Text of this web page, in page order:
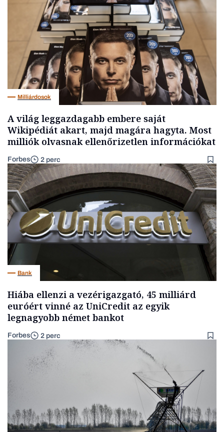
Milliárdosok
A világ leggazdagabb embere saját
Wikipédiát akart, majd magára hagyta. Most
milliók olvasnak ellenőrizetlen információkat
Forbes 2 perc
Bank
Hiába ellenzi a vezérigazgató, 45 milliárd
euróért vinné az UniCredit az egyik
legnagyobb német bankot
Forbes 2 perc